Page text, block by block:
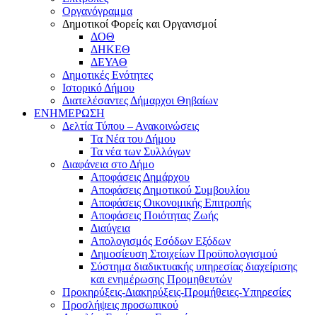
Οργανόγραμμα
Δημοτικοί Φορείς και Οργανισμοί
ΔΟΘ
ΔΗΚΕΘ
ΔΕΥΑΘ
Δημοτικές Ενότητες
Ιστορικό Δήμου
Διατελέσαντες Δήμαρχοι Θηβαίων
ΕΝΗΜΕΡΩΣΗ
Δελτία Τύπου – Ανακοινώσεις
Τα Νέα του Δήμου
Τα νέα των Συλλόγων
Διαφάνεια στο Δήμο
Αποφάσεις Δημάρχου
Αποφάσεις Δημοτικού Συμβουλίου
Αποφάσεις Οικονομικής Επιτροπής
Αποφάσεις Ποιότητας Ζωής
Διαύγεια
Απολογισμός Εσόδων Εξόδων
Δημοσίευση Στοιχείων Προϋπολογισμού
Σύστημα διαδικτυακής υπηρεσίας διαχείρισης
και ενημέρωσης Προμηθευτών
Προκηρύξεις-Διακηρύξεις-Προμήθειες-Υπηρεσίες
Προσλήψεις προσωπικού